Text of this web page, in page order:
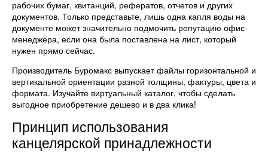
рабочих бумаг, квитанций, рефератов, отчетов и других
документов. Только представьте, лишь одна капля воды на
документе может значительно подмочить репутацию офис-
менеджера, если она была поставлена на лист, который
нужен прямо сейчас.
Производитель Буромакс выпускает файлы горизонтальной и
вертикальной ориентации разной толщины, фактуры, цвета и
формата. Изучайте виртуальный каталог, чтобы сделать
выгодное приобретение дешево и в два клика!
Принцип использования
канцелярской принадлежности